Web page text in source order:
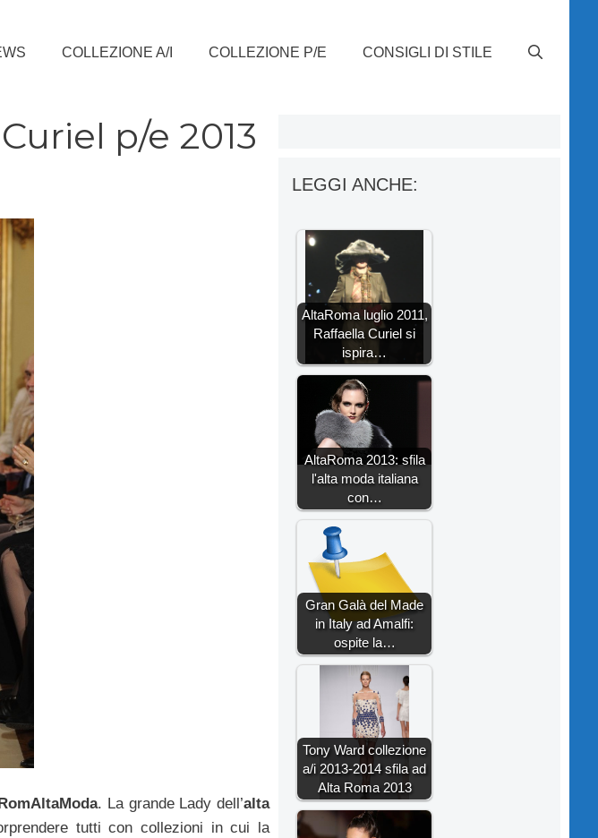
COLLEZIONE A/I COLLEZIONE P/E CONSIGLI DI STILE
p/e 2013
. La grande Lady dell’alta
tutti con collezioni in cui la
LEGGI ANCHE:
AltaRoma luglio 2011,
Raffaella Curiel si
ispira…
AltaRoma 2013: sfila
l'alta moda italiana
con…
Gran Galà del Made
in Italy ad Amalfi:
ospite la…
Tony Ward collezione
a/i 2013-2014 sfila ad
Alta Roma 2013